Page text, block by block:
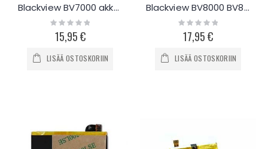
Blackview BV7000 akku 3500mAh
Rating:
0%
15,95 €
LISÄÄ OSTOSKORIIN
Blackview BV8000 BV8000 Pro akku 4180mAh
Rating:
0%
17,95 €
LISÄÄ OSTOSKORIIN